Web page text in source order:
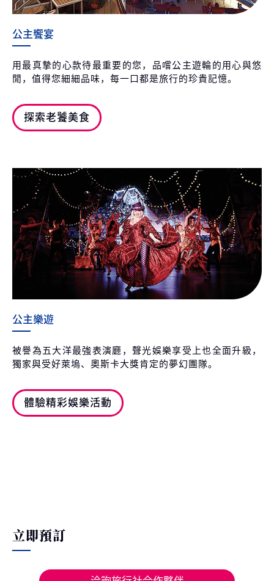
公主饗宴
用最真摯的心款待最重要的您，品嚐公主遊輪的用心與悠
閒，值得您細細品味，每一口都是旅行的珍貴記憶。
探索老饕美食
公主樂遊
被譽為五大洋最強表演廳，聲光娛樂享受上也全面升級，
獨家與受好萊塢、奧斯卡大獎肯定的夢幻團隊。
體驗精彩娛樂活動
立即預訂